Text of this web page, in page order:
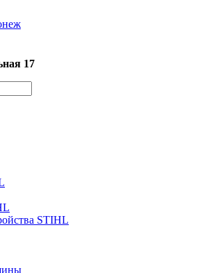
17
STIHL